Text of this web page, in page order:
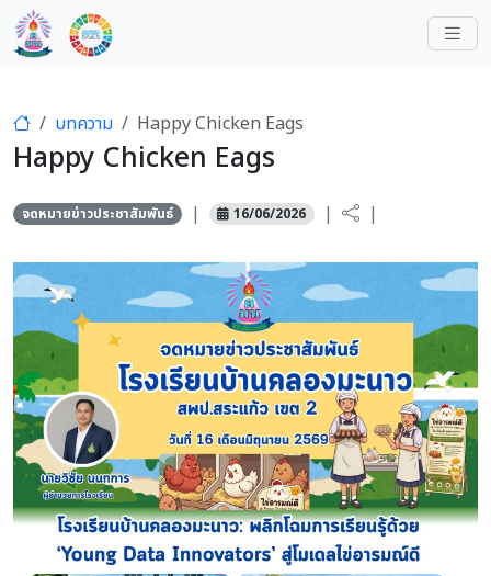
บทความ Happy Chicken Eags
Happy Chicken Eags
จดหมายข่าวประชาสัมพันธ์ | 16/06/2026 | |